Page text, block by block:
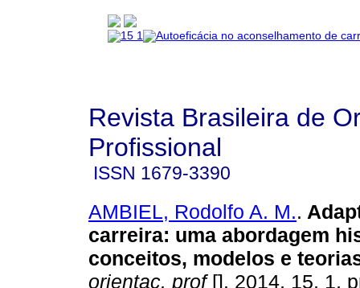
Revista Brasileira de
Profissional
ISSN 1679-3390
AMBIEL, Rodolfo A. M..
carreira: uma abordagem
conceitos, modelos e
orientac. prof[]. 2014, 15, 1,